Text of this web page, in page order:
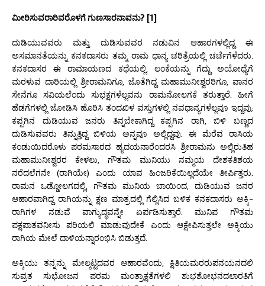
ಮೀರಿಸುವರಾರಿವರೊಳಗೆ ಗುಣಸಾರನಾವನು? [1]
ದುಡಿಯುವವರು ಮತ್ತು ದುಡಿಸುವವರ ನಡುವಿನ ಆಹಾರಗಳಲ್ಲಿದ್ದ ಈ
ಅಸಮಾನತೆಯನ್ನು ಕನಕದಾಸರು ತಮ್ಮ ರಾಮ ಧಾನ್ಯ ಚರಿತ್ರೆಯಲ್ಲಿ ಚರ್ಚೆಗೆಳೆದರು.
ಕನಕದಾಸರ ಈ ರಾಮಾಯಣದ ಕಥೆಯಲ್ಲಿ, ಲಂಕೆಯನ್ನು ಗೆದ್ದು ಅಯೋಧ್ಯೆಗೆ
ಮರಳುವ ದಾರಿಯಲ್ಲಿ ಶ್ರೀರಾಮನಿಗೂ, ಜೊತೆಗಿದ್ದ ಮಹಾಮುನೀಶ್ವರರಿಗೂ, ವಾನರ
ಸೇನೆಗೂ ಸವಿಯಲೆಂದು ಸುಭಕ್ಷಗಳೆಲ್ಲವನು ರಾಮನೋಲಗಕೆ ತರುತ್ತಾರೆ. ಹೀಗೆ
ಹೆಡಗೆಗಳಲ್ಲಿ ಜೋಡಿಸಿ ಹೊರಿಸಿ ತಂದಖಿಳ ವಸ್ತುಗಳಲ್ಲಿ ನವಧಾನ್ಯಗಳೆಲ್ಲವೂ ಇದ್ದವು;
ಕಪ್ಪಗಿನ ದುಡಿಯುವ ಜನರು ತಿನ್ನಬೇಕಾಗಿದ್ದ ಕಪ್ಪಗಿನ ರಾಗಿ, ಬಿಳಿ ಬಣ್ಣದ
ದುಡಿಸುವವರು ತಿನ್ನುತ್ತಿದ್ದ ಬಿಳಿಯ ಅನ್ನವೂ ಅಲ್ಲಿದ್ದವು. ಈ ಮೆರೆವ ರಾಸಿಯ
ಕಂಡುಯಿದರೊಳು ಪರಮಸಾರದ ಹೃದಯನಾರೆಂದರಸಿ ಶ್ರೀರಾಮನು ಅಲ್ಲಿರುತಿಹ
ಮಹಾಮುನೀಶ್ವರರ ಕೇಳಲು, ಗೌತಮ ಮುನಿಯು ನಮ್ಮಯ ದೇಶಕತಿಶಯ
ನರೆದಲೆಗನೇ (ರಾಗಿಯೇ) ಎಂದು ಯಾವ ಹಿಂಜರಿಕೆಯಿಲ್ಲದೆಯೇ ತೀರ್ಪಿತ್ತರು.
ರಾಮನ ಒಡ್ಡೋಲಗದಲ್ಲಿ, ಗೌತಮ ಮುನಿಯ ಬಾಯಿಂದ, ದುಡಿಯುವ ಜನರ
ಆಹಾರವಾಗಿದ್ದ ರಾಗಿಯನ್ನು ಕ್ಷಣ ಮಾತ್ರದಲ್ಲಿ ಗೆಲ್ಲಿಸಿದ ಬಳಿಕ ಕನಕದಾಸರು ಅಕ್ಕಿ-
ರಾಗಿಗಳ ನಡುವೆ ವಾಗ್ಯುದ್ಧವನ್ನೇ ಏರ್ಪಡಿಸುತ್ತಾರೆ. ಮುನಿಪ ಗೌತಮ
ಪಕ್ಷಪಾತವನೀಸು ಪರಿಯಲಿ ಮಾಡುವುದೇಕೆ ಎಂದು ಆಕ್ಷೇಪಿಸುತ್ತಲೇ ಅಕ್ಕಿಯು
ರಾಗಿಯ ಮೇಲೆ ದಾಳಿಯನ್ನಾರಂಭಿಸಿ ಬಿಡುತ್ತದೆ.
ಅಕ್ಕಿಯು ತನ್ನನ್ನು ಮೇಲ್ಮಟ್ಟದವರ ಆಹಾರವೆಂದು, ಕ್ಷಿತಿಯಮರರುಪನಯನದಲಿ
ಸುವ್ರತ ಸುಭೋಜನ ಪರಮ ಮಂತ್ರಾಕ್ಷತೆಗಳಲಿ ಶುಭಶೋಭನದಲಾರತಿಗೆ